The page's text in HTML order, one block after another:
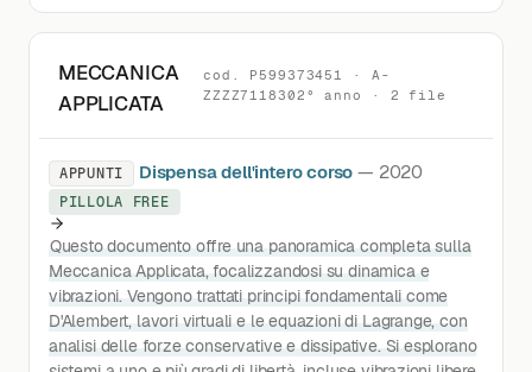
MECCANICA
APPLICATA
cod. P599373451 · A-
ZZZZ7118302° anno · 2 file
APPUNTI Dispensa dell'intero corso — 2020
PILLOLA FREE
Questo documento offre una panoramica completa sulla
Meccanica Applicata, focalizzandosi su dinamica e
vibrazioni. Vengono trattati principi fondamentali come
D'Alembert, lavori virtuali e le equazioni di Lagrange, con
analisi delle forze conservative e dissipative. Si esplorano